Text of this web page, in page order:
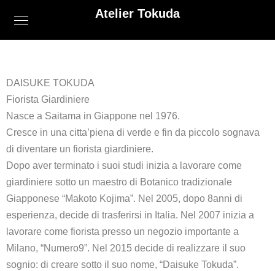
Atelier Tokuda
DAISUKE TOKUDA
Fiorista Giardiniere
Nasce a Saitama in Giappone nel 1976.
Cresce in una citta’piena di verde e fin da piccolo sognava
di diventare un fiorista giardiniere.
Dopo aver terminato i suoi studi inizia a lavorare come
giardiniere sotto un maestro di Botanico tradizionale
Giapponese “Makoto Kojima”. Nel 2005, dopo 8anni di
esperienza, decide di trasferirsi in Italia. Nel 2007 inizia a
lavorare come fiorista presso un negozio importante a
Milano, “Numero9”. Nel 2015 decide di realizzare il suo
sognio: di creare sotto il suo nome, “Daisuke Tokuda”.